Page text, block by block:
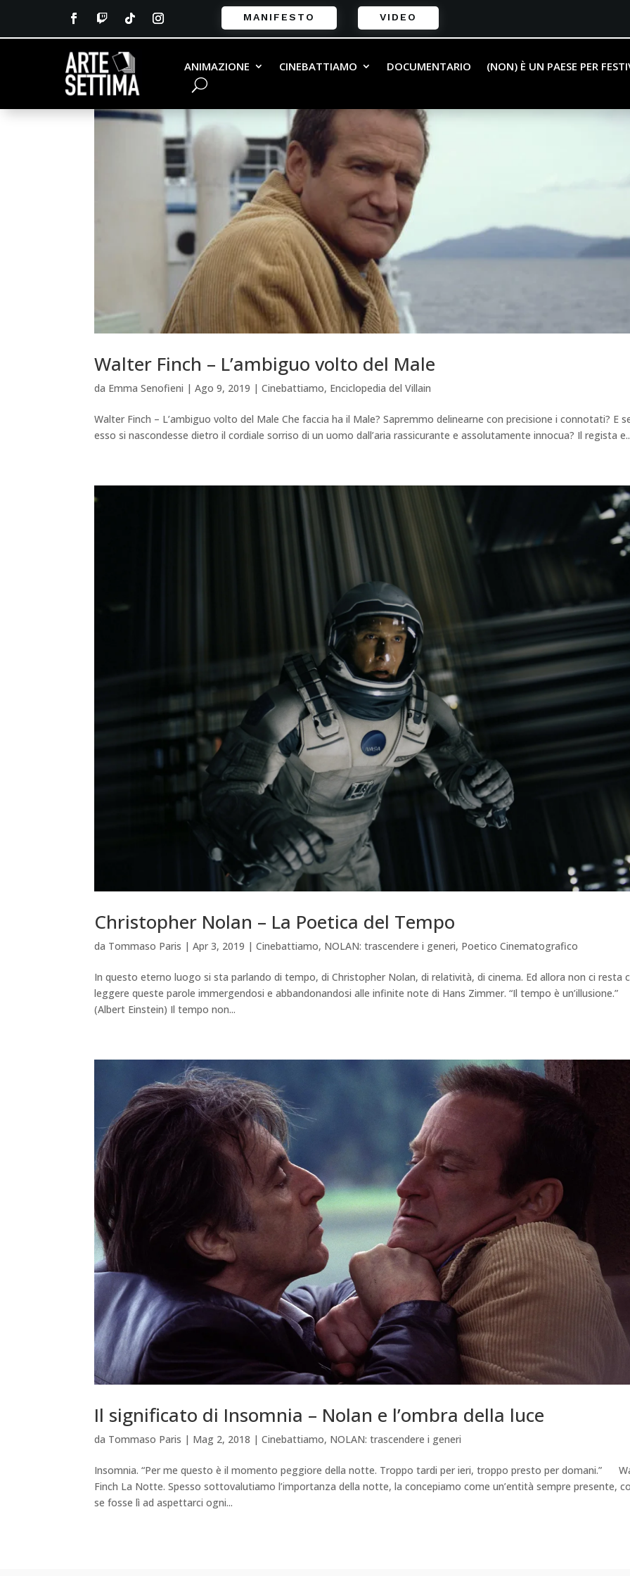
MANIFESTO VIDEO
ANIMAZIONE CINEBATTIAMO DOCUMENTARIO (NON) È UN PAESE PER
Walter Finch – L’ambiguo volto del Male
da Emma Senofieni |Ago 9, 2019 |Cinebattiamo, Enciclopedia del Villain
Walter Finch – L’ambiguo volto del Male Che faccia ha il Male? Sapremmo delinearne con precisione i connotati? E
esso si nascondesse dietro il cordiale sorriso di un uomo dall’aria rassicurante e assolutamente innocua? Il regista
Christopher Nolan – La Poetica del Tempo
da Tommaso Paris |Apr 3, 2019 |Cinebattiamo, NOLAN: trascendere i generi, Poetico Cinematografico
In questo eterno luogo si sta parlando di tempo, di Christopher Nolan, di relatività, di cinema. Ed allora non ci resta
leggere queste parole immergendosi e abbandonandosi alle infinite note di Hans Zimmer. “Il tempo è un’illusione.”
(Albert Einstein) Il tempo non...
Il significato di Insomnia – Nolan e l’ombra della luce
da Tommaso Paris | Mag 2, 2018 |Cinebattiamo, NOLAN: trascendere i generi
Insomnia. “Per me questo è il momento peggiore della notte. Troppo tardi per ieri, troppo presto per domani.”
Finch La Notte. Spesso sottovalutiamo l’importanza della notte, la concepiamo come un’entità sempre presente,
se fosse lì ad aspettarci ogni...